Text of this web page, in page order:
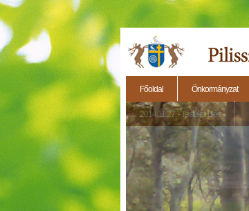
Főoldal Önkormányzat
2014.11.27. - Testületi ülés